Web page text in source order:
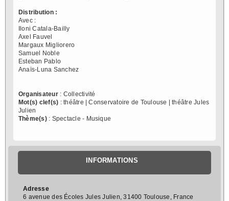
Distribution :
Avec :
Iloni Catala-Bailly
Axel Fauvel
Margaux Migliorero
Samuel Noble
Esteban Pablo
Anaïs-Luna Sanchez
Organisateur: Collectivité
Mot(s) clef(s) : théâtre | Conservatoire de Toulouse | théâtre Jules
Julien
Thème(s): Spectacle - Musique
INFORMATIONS
Adresse
6 avenue des Écoles Jules Julien, 31400 Toulouse, France